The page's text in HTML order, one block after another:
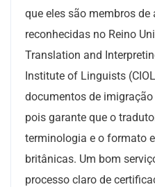
que eles são membros
reconhecidas no Reino
Translation and
Institute of Linguists
documentos de
pois garante que o
terminologia e o formato
britânicas. Um bom
processo claro de